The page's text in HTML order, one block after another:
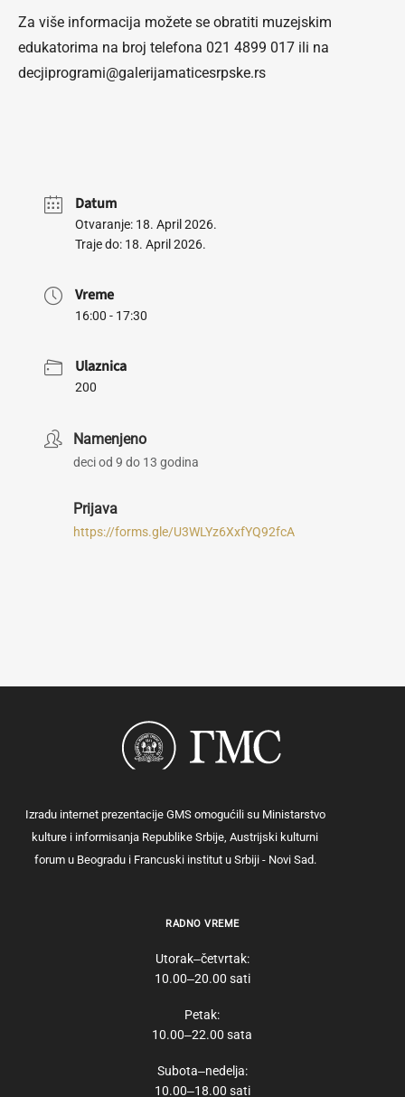
Za više informacija možete se obratiti muzejskim
edukatorima na broj telefona 021 4899 017 ili na
decjiprogrami@galerijamaticesrpske.rs
Datum
Otvaranje: 18. April 2026.
Traje do: 18. April 2026.
Vreme
16:00 - 17:30
Ulaznica
200
Namenjeno
deci od 9 do 13 godina
Prijava
https://forms.gle/U3WLYz6XxfYQ92fcA
Izradu internet prezentacije GMS omogućili su Ministarstvo
kulture i informisanja Republike Srbije, Austrijski kulturni
forum u Beogradu i Francuski institut u Srbiji - Novi Sad.
RADNO VREME
Utorak‒četvrtak:
10.00‒20.00 sati
Petak:
10.00‒22.00 sata
Subota‒nedelja:
10.00‒18.00 sati